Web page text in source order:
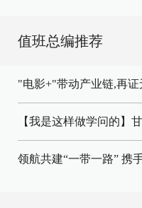
值班总编推荐
"电影+"带动产业链,再证
【我是这样做学问的】
领航共建“一带一路” 携